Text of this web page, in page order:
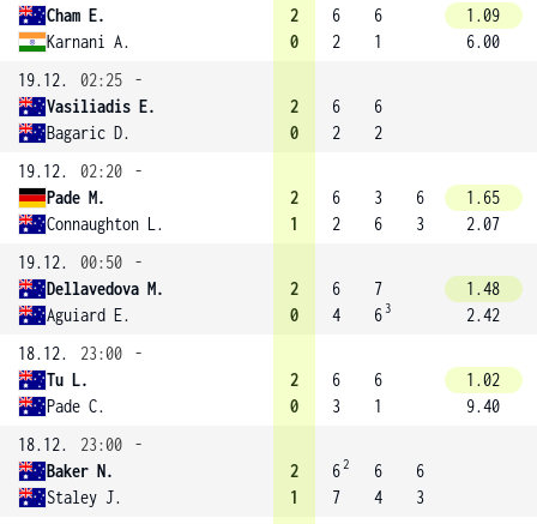
Cham E.
Karnani A.
2
0
6
2
6
1
1.09
6.00
19.12.
02:25
-
Vasiliadis E.
Bagaric D.
2
0
6
2
6
2
19.12.
02:20
-
Pade M.
Connaughton L.
2
1
6
2
3
6
6
3
1.65
2.07
19.12.
00:50
-
Dellavedova M.
Aguiard E.
2
0
6
4
7
6 3
1.48
2.42
18.12.
23:00
-
Tu L.
Pade C.
2
0
6
3
6
1
1.02
9.40
18.12.
23:00
-
Baker N.
Staley J.
2
1
62
7
6
4
6
3